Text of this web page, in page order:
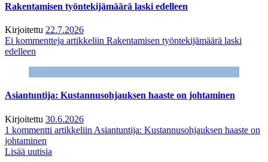
Rakentamisen työntekijämäärä laski edelleen
Kirjoitettu 22.7.2026
Ei kommentteja artikkeliin Rakentamisen työntekijämäärä laski
edelleen
Asiantuntija: Kustannusohjauksen haaste on johtaminen
Kirjoitettu 30.6.2026
1 kommentti artikkeliin Asiantuntija: Kustannusohjauksen haaste on
johtaminen
Lisää uutisia